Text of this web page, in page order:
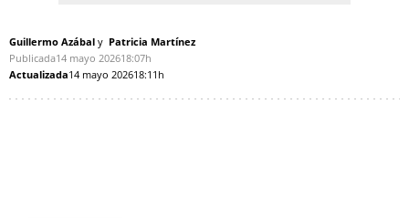
Guillermo Azábal
Patricia Martínez
Publicada14 mayo 202618:07h
Actualizada14 mayo 202618:11h